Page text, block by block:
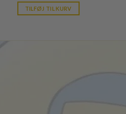
is:
kr. 39,95.
TILFØJ TIL KURV